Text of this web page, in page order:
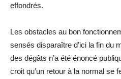
effondrés.
Les obstacles au bon
sensés disparaître d’ici la fin du
des dégâts n’a été énoncé
croit qu’un retour à la normal se